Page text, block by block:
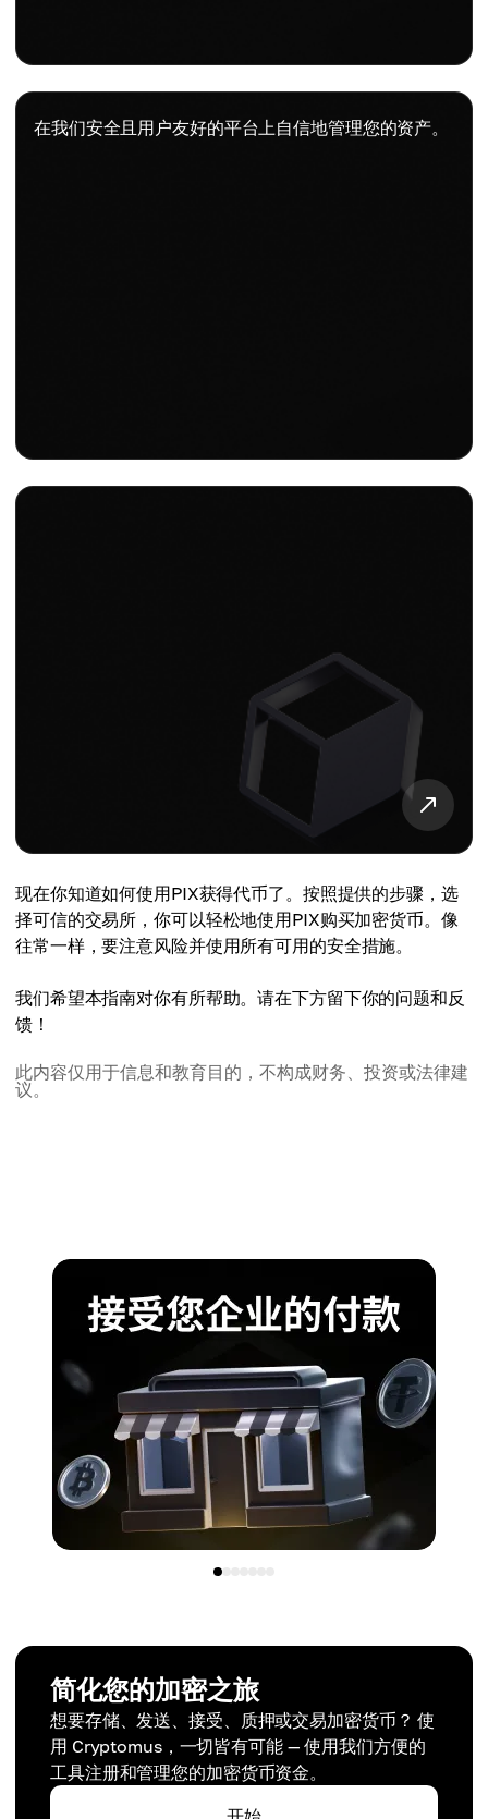
在我们安全且用户友好的平台上自信地管理您的资产。
现在你知道如何使用PIX获得代币了。按照提供的步骤，选
择可信的交易所，你可以轻松地使用PIX购买加密货币。像
往常一样，要注意风险并使用所有可用的安全措施。
我们希望本指南对你有所帮助。请在下方留下你的问题和反
馈！
此内容仅用于信息和教育目的，不构成财务、投资或法律建
议。
简化您的加密之旅
想要存储、发送、接受、质押或交易加密货币？ 使
用 Cryptomus，一切皆有可能 — 使用我们方便的
工具注册和管理您的加密货币资金。